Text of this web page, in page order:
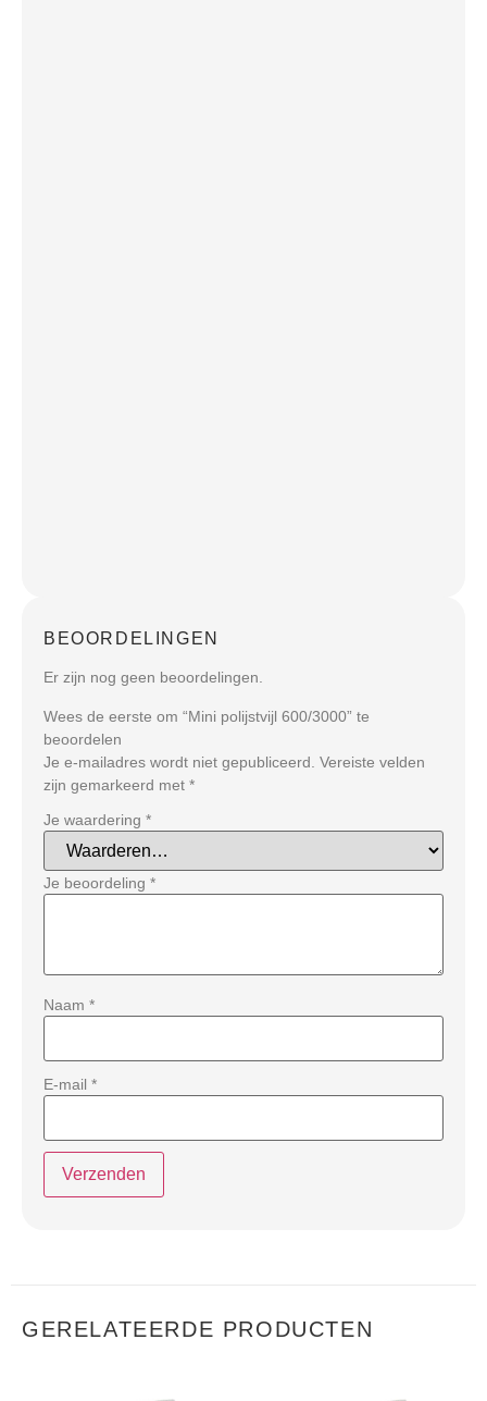
BEOORDELINGEN
Er zijn nog geen beoordelingen.
Wees de eerste om “Mini polijstvijl 600/3000” te
beoordelen
Je e-mailadres wordt niet gepubliceerd. Vereiste velden
zijn gemarkeerd met *
Je waardering *
Je beoordeling *
Naam *
E-mail *
GERELATEERDE PRODUCTEN